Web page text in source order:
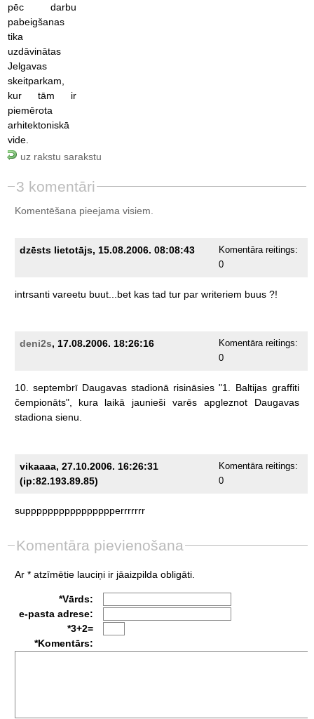
pēc darbu
pabeigšanas
tika
uzdāvinātas
Jelgavas
skeitparkam,
kur tām ir
piemērota
arhitektoniskā
vide.
uz rakstu sarakstu
3 komentāri
Komentēšana pieejama visiem.
dzēsts lietotājs, 15.08.2006. 08:08:43
Komentāra reitings:
0
intrsanti vareetu buut...bet kas tad tur par writeriem buus ?!
deni2s, 17.08.2006. 18:26:16
Komentāra reitings:
0
10. septembrī Daugavas stadionā risināsies "1. Baltijas graffiti
čempionāts",
kura laikā jaunieši varēs apgleznot
Daugavas
stadiona sienu.
vikaaaa, 27.10.2006. 16:26:31
(ip:82.193.89.85)
Komentāra reitings:
0
supppppppppppppppperrrrrrr
Komentāra pievienošana
Ar * atzīmētie lauciņi ir jāaizpilda obligāti.
*Vārds:
e-pasta adrese:
*3+2=
*Komentārs: